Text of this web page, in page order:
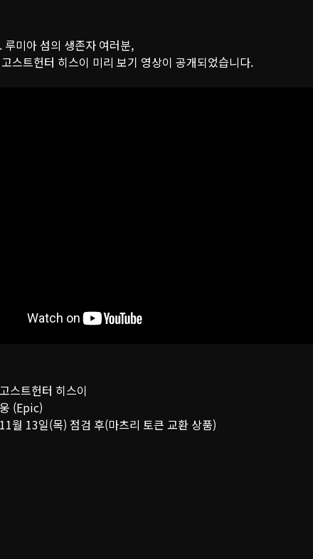
루미아 섬의 생존자 여러분,
스트헌터 히스이 미리 보기 영상이 공개되었습니다.
스트헌터 히스이
(Epic)
월 13일(목) 점검 후(마츠리 토큰 교환 상품)